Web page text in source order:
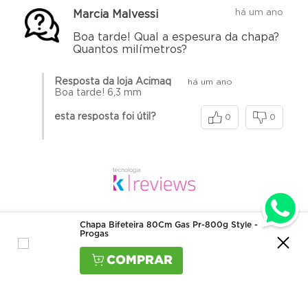
Chapa Bifeteira 80Cm Gas Pr-800g Style -
Progas
Marcia Malvessi há um ano
Boa tarde! Qual a espesura da chapa?
Quantos milímetros?
Resposta da loja Acimaq há um ano
Boa tarde! 6,3 mm
esta resposta foi útil? 0 0
Produtos visualizados
Quem viu, viu também